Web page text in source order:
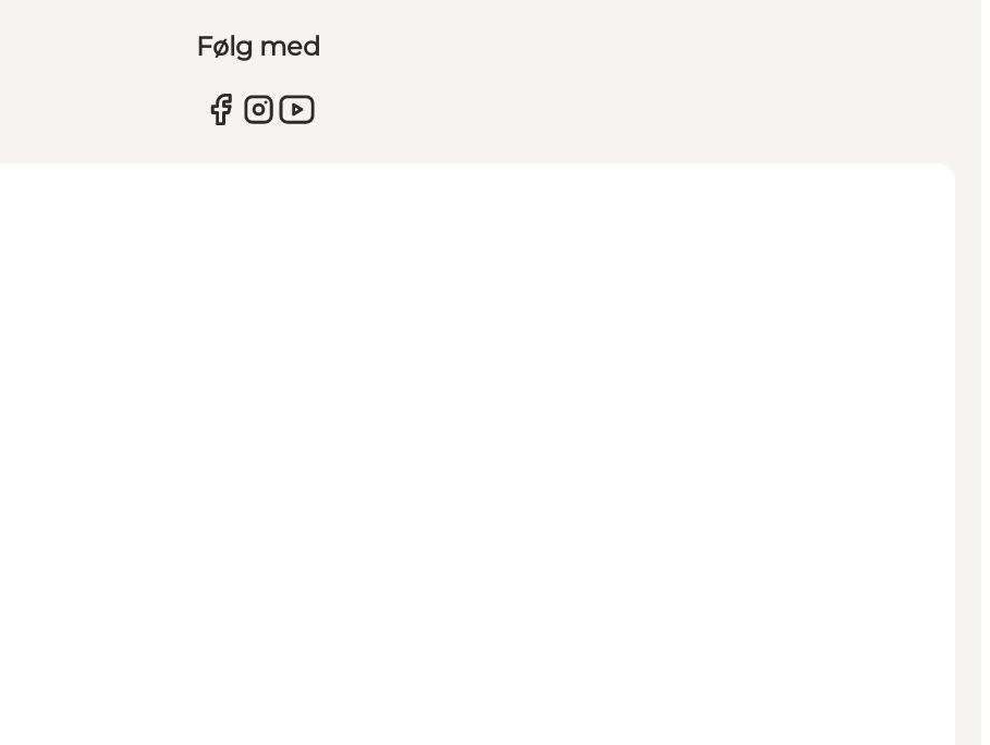
Følg med